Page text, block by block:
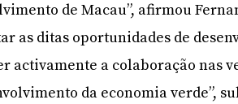
de Macau”, afirmou
as ditas oportunidades de
activamente a colaboração nas
da economia verde”,